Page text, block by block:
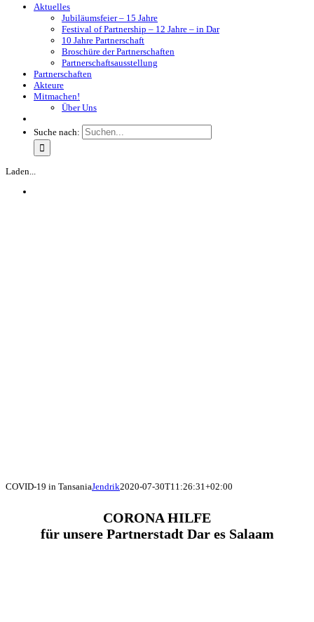
Aktuelles
Jubiläumsfeier – 15 Jahre
Festival of Partnership – 12 Jahre – in Dar
10 Jahre Partnerschaft
Broschüre der Partnerschaften
Partnerschaftsausstellung
Partnerschaften
Akteure
Mitmachen!
Über Uns
Suche nach:
Laden...
COVID-19 in TansaniaJendrik2020-07-30T11:26:31+02:00
CORONA HILFE
für unsere Partnerstadt Dar es Salaam